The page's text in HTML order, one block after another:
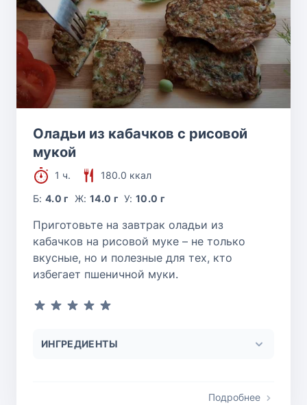
Оладьи из кабачков с рисовой
мукой
1 ч.
180.0 ккал
Б:4.0 г Ж: 14.0 г У:10.0 г
Приготовьте на завтрак оладьи из
кабачков на рисовой муке – не только
вкусные, но и полезные для тех, кто
избегает пшеничной муки.
ИНГРЕДИЕНТЫ
Подробнее